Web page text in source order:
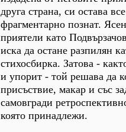
друга страна, си остава
фрагментарно познат.
приятели като
иска да остане разпилян
стихосбирка. Затова -
и упорит - той решава да
присъствие, макар и със
самовгради
която принадлежи.